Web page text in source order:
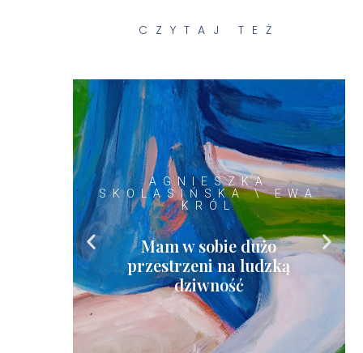
CZYTAJ TEŻ
AGNIESZKA
SKOLASIŃSKA \ EWA
KRÓL
Mam w sobie dużo
przestrzeni na ludzką
dziwność